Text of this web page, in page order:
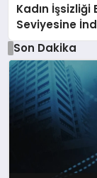
Kadın İşsizliği
Seviyesine
Son Dakika